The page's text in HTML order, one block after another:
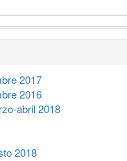
2017
2016
abril 2018
2018